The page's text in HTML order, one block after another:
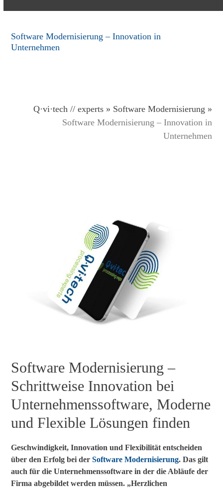
Software Modernisierung – Innovation in
Unternehmen
Q·vi·tech // experts» Software Modernisierung »
Software Modernisierung – Innovation in
Unternehmen
Software Modernisierung –
Schrittweise Innovation bei
Unternehmenssoftware, Moderne
und Flexible Lösungen finden
Geschwindigkeit, Innovation und Flexibilität entscheiden
über den Erfolg bei derSoftware Modernisierung. Das gilt
auch für die Unternehmenssoftware in der die Abläufe der
Firma abgebildet werden müssen. „Herzlichen